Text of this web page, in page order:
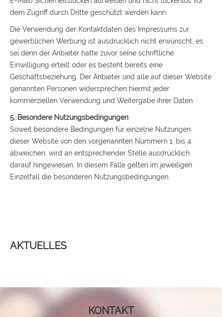
dem Zugriff durch Dritte geschützt werden kann.
Die Verwendung der Kontaktdaten des Impressums zur
gewerblichen Werbung ist ausdrücklich nicht erwünscht, es
sei denn der Anbieter hatte zuvor seine schriftliche
Einwilligung erteilt oder es besteht bereits eine
Geschäftsbeziehung. Der Anbieter und alle auf dieser Website
genannten Personen widersprechen hiermit jeder
kommerziellen Verwendung und Weitergabe ihrer Daten.
5. Besondere Nutzungsbedingungen
Soweit besondere Bedingungen für einzelne Nutzungen
dieser Website von den vorgenannten Nummern 1. bis 4.
abweichen, wird an entsprechender Stelle ausdrücklich
darauf hingewiesen. In diesem Falle gelten im jeweiligen
Einzelfall die besonderen Nutzungsbedingungen.
AKTUELLES
KONTAKT